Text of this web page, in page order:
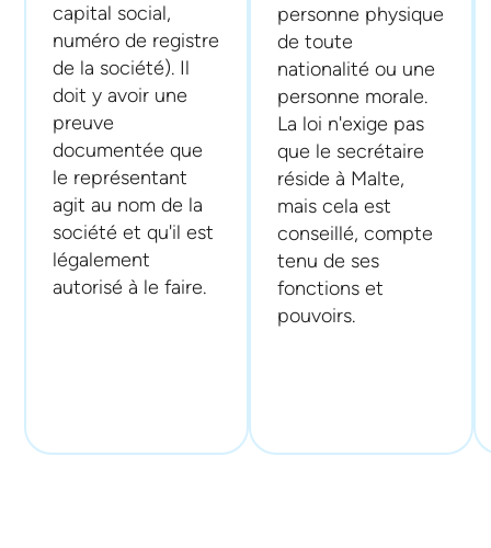
capital social,
numéro de registre
de la société). Il
doit y avoir une
preuve
documentée que
le représentant
agit au nom de la
société et qu'il est
légalement
autorisé à le faire.
personne physique
de toute
nationalité ou une
personne morale.
La loi n'exige pas
que le secrétaire
réside à Malte,
mais cela est
conseillé, compte
tenu de ses
fonctions et
pouvoirs.